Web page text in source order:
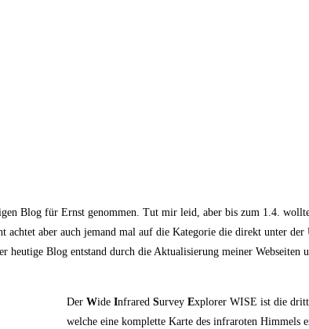
Blog für Ernst genommen. Tut mir leid, aber bis zum 1.4.
aber auch jemand mal auf die Kategorie die direkt unter der
Blog entstand durch die Aktualisierung meiner Webseiten
Der Wide Infrared Survey Explorer WISE ist die
welche eine komplette Karte des infraroten Himmels